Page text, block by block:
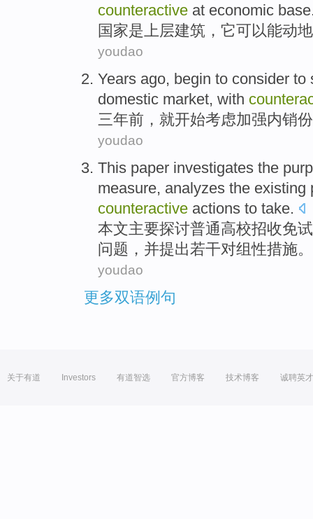
counteractive at economic base
国家是上层建筑 ， 它可以能动地
youdao
Years ago, begin to consider to
domestic market, with
三年前 ，就开始考虑加强内销
youdao
This paper investigates the
measure, analyzes the existing
counteractive actions to take.
本文主要探讨普通高校招收免
问题 ， 并提出若干对组性措施。
youdao
更多双语例句
关于有道 Investors 有道智选 官方博客 技术博客 诚聘英才